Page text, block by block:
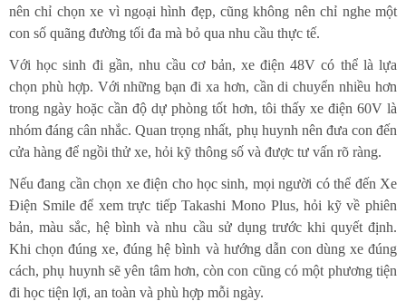
nên chỉ chọn xe vì ngoại hình đẹp, cũng không nên chỉ nghe một
con số quãng đường tối đa mà bỏ qua nhu cầu thực tế.
Với học sinh đi gần, nhu cầu cơ bản, xe điện 48V có thể là lựa
chọn phù hợp. Với những bạn đi xa hơn, cần di chuyển nhiều hơn
trong ngày hoặc cần độ dự phòng tốt hơn, tôi thấy xe điện 60V là
nhóm đáng cân nhắc. Quan trọng nhất, phụ huynh nên đưa con đến
cửa hàng để ngồi thử xe, hỏi kỹ thông số và được tư vấn rõ ràng.
Nếu đang cần chọn xe điện cho học sinh, mọi người có thể đến Xe
Điện Smile để xem trực tiếp Takashi Mono Plus, hỏi kỹ về phiên
bản, màu sắc, hệ bình và nhu cầu sử dụng trước khi quyết định.
Khi chọn đúng xe, đúng hệ bình và hướng dẫn con dùng xe đúng
cách, phụ huynh sẽ yên tâm hơn, còn con cũng có một phương tiện
đi học tiện lợi, an toàn và phù hợp mỗi ngày.